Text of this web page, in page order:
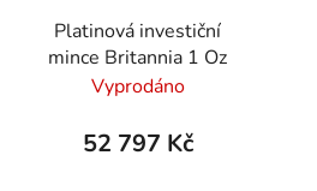
Platinová investiční
mince Britannia 1 Oz
Vyprodáno
52 797 Kč